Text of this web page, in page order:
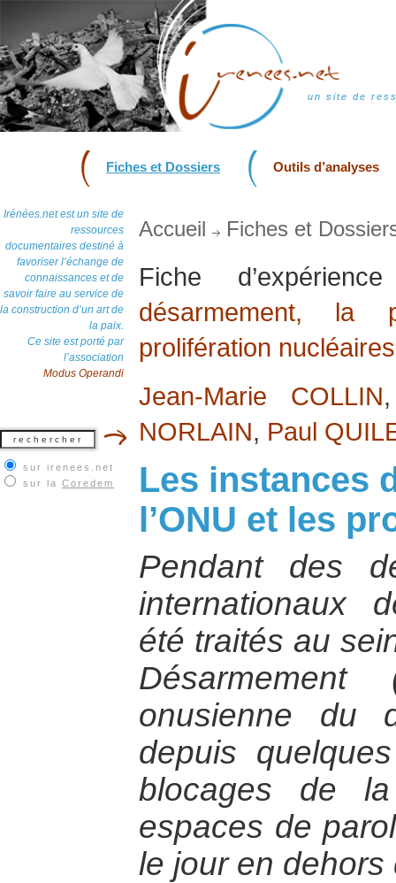
un site de
Fiches et Dossiers Outils d’analyses
Irénées.net est un site de
ressources
documentaires destiné à
favoriser l’échange de
connaissances et de
savoir faire au service de
la construction d’un art de
la paix.
Ce site est porté par
l’association
Modus Operandi
sur irenees.net
sur la Coredem
Accueil Fiches et
Fiche
désarmement, la
prolifération nucléaires
Jean-Marie COLLIN
NORLAIN, Paul
Les instances
l’ONU et les
Pendant des
internationaux
été traités au
Désarmement
onusienne du
depuis
blocages de
espaces de
le jour en dehors